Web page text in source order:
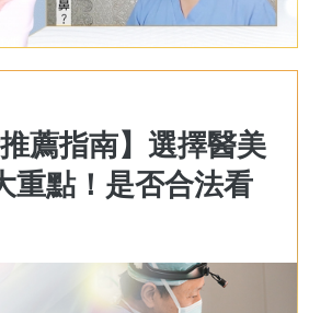
推薦指南】選擇醫美
重點！是否合法看